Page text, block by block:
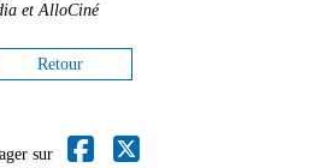
et AlloCiné
Retour
sur